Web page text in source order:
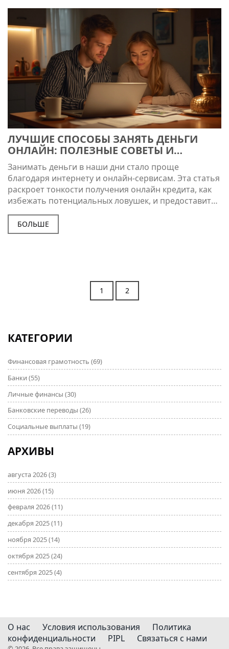
составлению соглашения и возвращению долга.
ЛУЧШИЕ СПОСОБЫ ЗАНЯТЬ ДЕНЬГИ
ОНЛАЙН: ПОЛЕЗНЫЕ СОВЕТЫ И
СЕКРЕТЫ
Занимать деньги в наши дни стало проще
благодаря интернету и онлайн-сервисам. Эта статья
раскроет тонкости получения онлайн кредита, как
избежать потенциальных ловушек, и предоставить
полезные советы для успешного оформления
займа. Разберём плюсы и минусы различных
онлайн-сервисов, и как найти самый подходящий
выгодного займа в интернете.
БОЛЬШЕ
1 2
КАТЕГОРИИ
Финансовая грамотность (69)
Банки (55)
Личные финансы (30)
Банковские переводы (26)
Социальные выплаты (19)
АРХИВЫ
августа 2026(3)
июня 2026(15)
февраля 2026(11)
декабря 2025(11)
ноября 2025(14)
октября 2025(24)
сентября 2025(4)
О нас Условия использования
Политика
конфиденциальности
PIPL Связаться с нами